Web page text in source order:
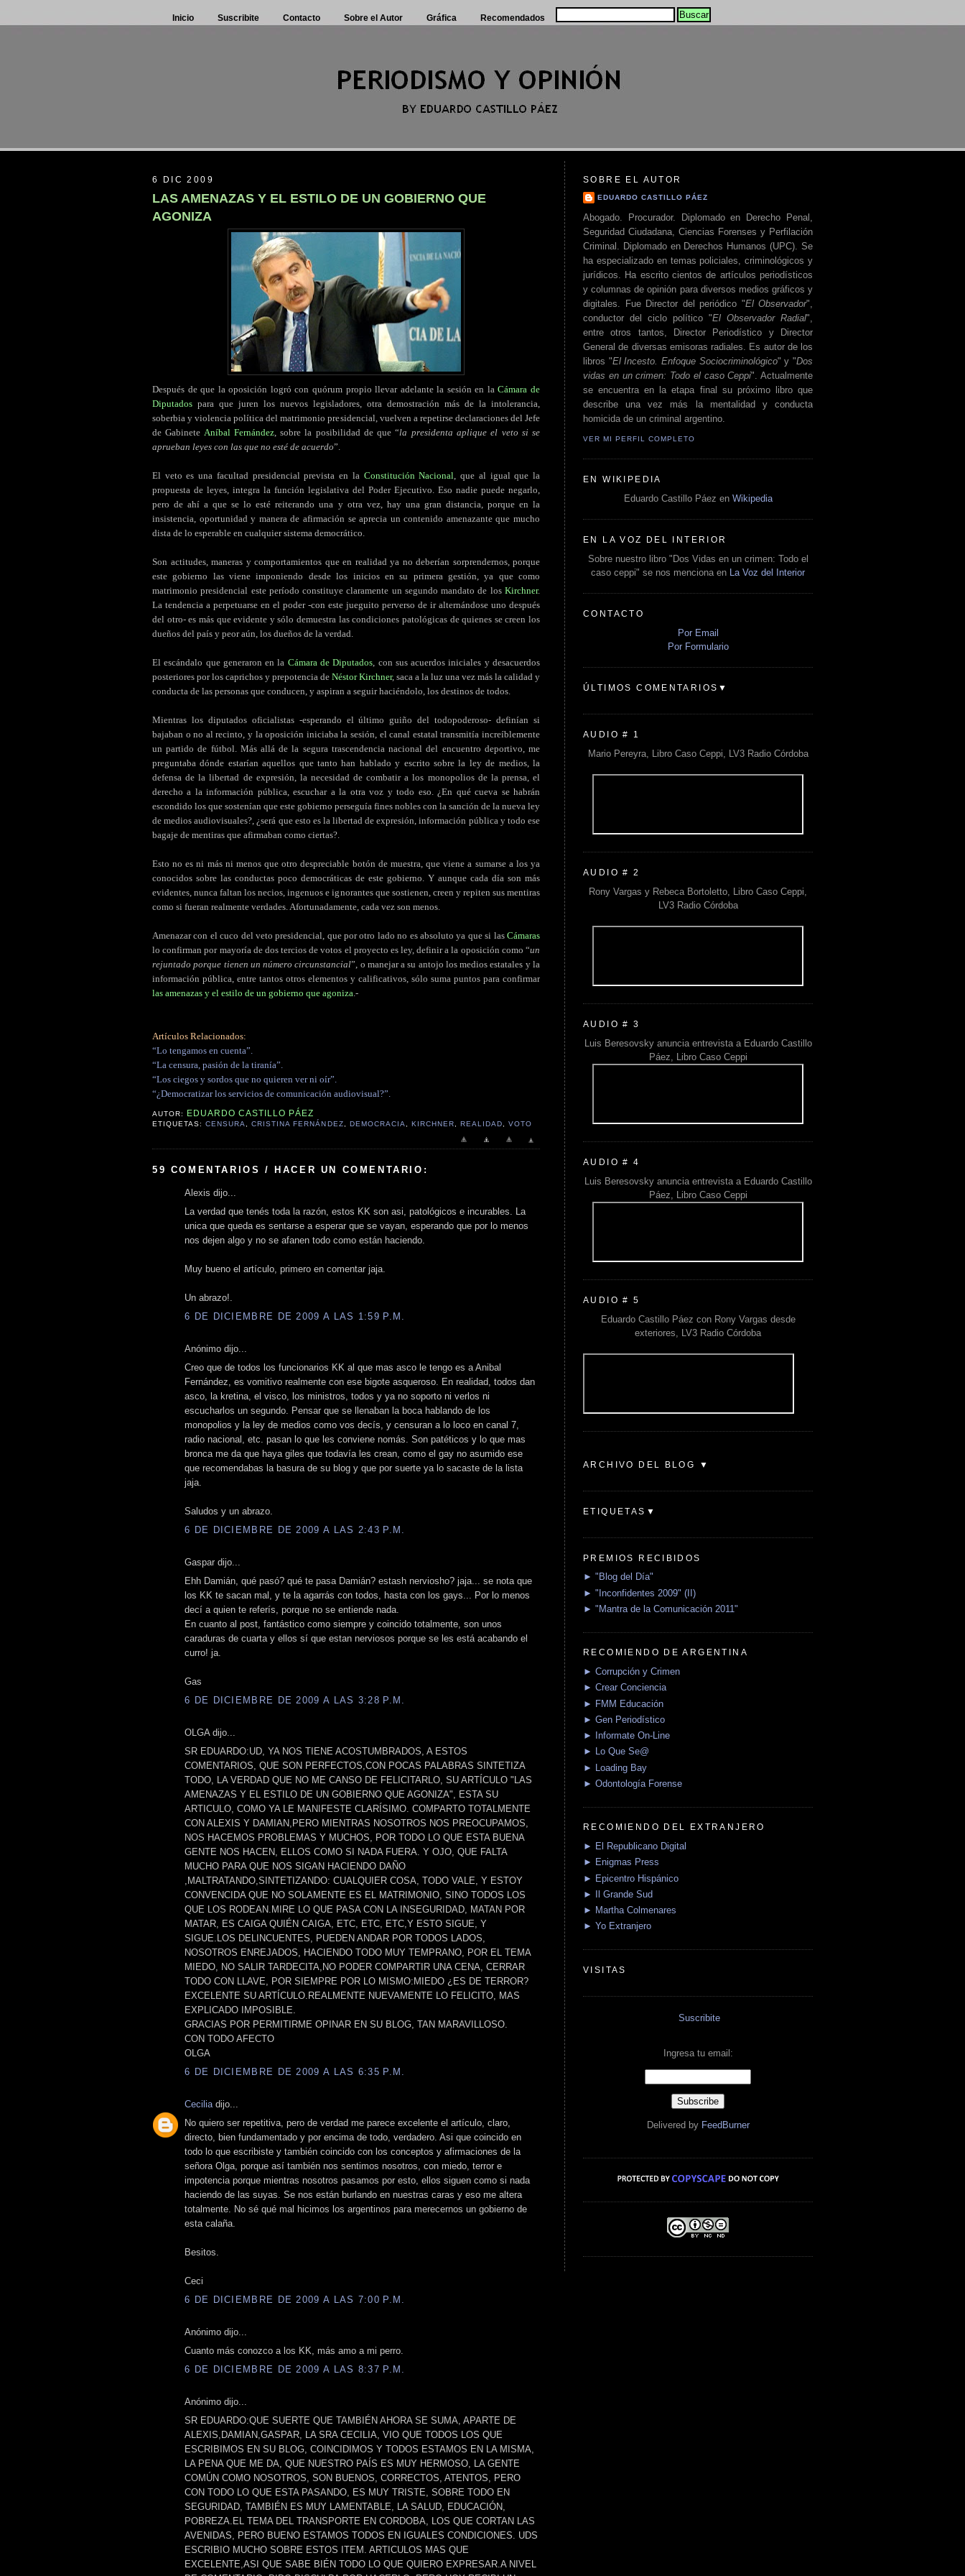
Inicio Suscribite Contacto Sobre el Autor Gráfica Recomendados
6 DIC 2009
LAS AMENAZAS Y EL ESTILO DE UN GOBIERNO QUE
AGONIZA
Después de que la oposición logró con quórum propio llevar adelante la sesión en laCámara de
Diputados para que juren los nuevos legisladores, otra demostración más de la intolerancia,
soberbia y violencia política del matrimonio presidencial, vuelven a repetirse declaraciones del Jefe
de Gabinete Aníbal Fernández, sobre la posibilidad de que “la presidenta aplique el veto si se
aprueban leyes con las que no esté de acuerdo”.
El veto es una facultad presidencial prevista en la Constitución Nacional, que al igual que la
propuesta de leyes, integra la función legislativa del Poder Ejecutivo. Eso nadie puede negarlo,
pero de ahí a que se lo esté reiterando una y otra vez, hay una gran distancia, porque en la
insistencia, oportunidad y manera de afirmación se aprecia un contenido amenazante que mucho
dista de lo esperable en cualquier sistema democrático.
Son actitudes, maneras y comportamientos que en realidad ya no deberían sorprendernos, porque
este gobierno las viene imponiendo desde los inicios en su primera gestión, ya que como
matrimonio presidencial este período constituye claramente un segundo mandato de los Kirchner.
La tendencia a perpetuarse en el poder -con este jueguito perverso de ir alternándose uno después
del otro- es más que evidente y sólo demuestra las condiciones patológicas de quienes se creen los
dueños del país y peor aún, los dueños de la verdad.
El escándalo que generaron en la Cámara de Diputados, con sus acuerdos iniciales y desacuerdos
posteriores por los caprichos y prepotencia de Néstor Kirchner, saca a la luz una vez más la calidad y
conducta de las personas que conducen, y aspiran a seguir haciéndolo, los destinos de todos.
Mientras los diputados oficialistas -esperando el último guiño del todopoderoso- definían si
bajaban o no al recinto, y la oposición iniciaba la sesión, el canal estatal transmitía increíblemente
un partido de fútbol. Más allá de la segura trascendencia nacional del encuentro deportivo, me
preguntaba dónde estarían aquellos que tanto han hablado y escrito sobre la ley de medios, la
defensa de la libertad de expresión, la necesidad de combatir a los monopolios de la prensa, el
derecho a la información pública, escuchar a la otra voz y todo eso. ¿En qué cueva se habrán
escondido los que sostenían que este gobierno perseguía fines nobles con la sanción de la nueva ley
de medios audiovisuales?, ¿será que esto es la libertad de expresión, información pública y todo ese
bagaje de mentiras que afirmaban como ciertas?.
Esto no es ni más ni menos que otro despreciable botón de muestra, que viene a sumarse a los ya
conocidos sobre las conductas poco democráticas de este gobierno. Y aunque cada día son más
evidentes, nunca faltan los necios, ingenuos e ignorantes que sostienen, creen y repiten sus mentiras
como si fueran realmente verdades. Afortunadamente, cada vez son menos.
Amenazar con el cuco del veto presidencial, que por otro lado no es absoluto ya que si las Cámaras
lo confirman por mayoría de dos tercios de votos el proyecto es ley, definir a la oposición como “un
rejuntado porque tienen un número circunstancial”, o manejar a su antojo los medios estatales y la
información pública, entre tantos otros elementos y calificativos, sólo suma puntos para confirmar
las amenazas y el estilo de un gobierno que agoniza.-
Artículos Relacionados:
“Lo tengamos en cuenta”.
“La censura, pasión de la tiranía”.
“Los ciegos y sordos que no quieren ver ni oír”.
“¿Democratizar los servicios de comunicación audiovisual?”.
AUTOR: EDUARDO CASTILLO PÁEZ
ETIQUETAS:CENSURA ,CRISTINA FERNÁNDEZ DEMOCRACIA KIRCHNER REALIDAD ,VOTO
59 COMENTARIOS / HACER UN COMENTARIO:
Alexis dijo...
La verdad que tenés toda la razón, estos KK son asi, patológicos e incurables. La
unica que queda es sentarse a esperar que se vayan, esperando que por lo menos
nos dejen algo y no se afanen todo como están haciendo.
Muy bueno el artículo, primero en comentar jaja.
Un abrazo!.
6 DE DICIEMBRE DE 2009 A LAS 1:59 P.M.
Anónimo dijo...
Creo que de todos los funcionarios KK al que mas asco le tengo es a Anibal
Fernández, es vomitivo realmente con ese bigote asqueroso. En realidad, todos dan
asco, la kretina, el visco, los ministros, todos y ya no soporto ni verlos ni
escucharlos un segundo. Pensar que se llenaban la boca hablando de los
monopolios y la ley de medios como vos decís, y censuran a lo loco en canal 7,
radio nacional, etc. pasan lo que les conviene nomás. Son patéticos y lo que mas
bronca me da que haya giles que todavía les crean, como el gay no asumido ese
que recomendabas la basura de su blog y que por suerte ya lo sacaste de la lista
jaja.
Saludos y un abrazo.
6 DE DICIEMBRE DE 2009 A LAS 2:43 P.M.
Gaspar dijo...
Ehh Damián, qué pasó? qué te pasa Damián? estash nerviosho? jaja... se nota que
los KK te sacan mal, y te la agarrás con todos, hasta con los gays... Por lo menos
decí a quien te referís, porque no se entiende nada.
En cuanto al post, fantástico como siempre y coincido totalmente, son unos
caraduras de cuarta y ellos sí que estan nerviosos porque se les está acabando el
curro! ja.
Gas
6 DE DICIEMBRE DE 2009 A LAS 3:28 P.M.
OLGA dijo...
SR EDUARDO:UD, YA NOS TIENE ACOSTUMBRADOS, A ESTOS
COMENTARIOS, QUE SON PERFECTOS,CON POCAS PALABRAS SINTETIZA
TODO, LA VERDAD QUE NO ME CANSO DE FELICITARLO, SU ARTÍCULO "LAS
AMENAZAS Y EL ESTILO DE UN GOBIERNO QUE AGONIZA", ESTA SU
ARTICULO, COMO YA LE MANIFESTE CLARÍSIMO. COMPARTO TOTALMENTE
CON ALEXIS Y DAMIAN,PERO MIENTRAS NOSOTROS NOS PREOCUPAMOS,
NOS HACEMOS PROBLEMAS Y MUCHOS, POR TODO LO QUE ESTA BUENA
GENTE NOS HACEN, ELLOS COMO SI NADA FUERA. Y OJO, QUE FALTA
MUCHO PARA QUE NOS SIGAN HACIENDO DAÑO
,MALTRATANDO,SINTETIZANDO: CUALQUIER COSA, TODO VALE, Y ESTOY
CONVENCIDA QUE NO SOLAMENTE ES EL MATRIMONIO, SINO TODOS LOS
QUE LOS RODEAN.MIRE LO QUE PASA CON LA INSEGURIDAD, MATAN POR
MATAR, ES CAIGA QUIÉN CAIGA, ETC, ETC, ETC,Y ESTO SIGUE, Y
SIGUE.LOS DELINCUENTES, PUEDEN ANDAR POR TODOS LADOS,
NOSOTROS ENREJADOS, HACIENDO TODO MUY TEMPRANO, POR EL TEMA
MIEDO, NO SALIR TARDECITA,NO PODER COMPARTIR UNA CENA, CERRAR
TODO CON LLAVE, POR SIEMPRE POR LO MISMO:MIEDO ¿ES DE TERROR?
EXCELENTE SU ARTÍCULO.REALMENTE NUEVAMENTE LO FELICITO, MAS
EXPLICADO IMPOSIBLE.
GRACIAS POR PERMITIRME OPINAR EN SU BLOG, TAN MARAVILLOSO.
CON TODO AFECTO
OLGA
6 DE DICIEMBRE DE 2009 A LAS 6:35 P.M.
Cecilia dijo...
No quiero ser repetitiva, pero de verdad me parece excelente el artículo, claro,
directo, bien fundamentado y por encima de todo, verdadero. Asi que coincido en
todo lo que escribiste y también coincido con los conceptos y afirmaciones de la
señora Olga, porque así también nos sentimos nosotros, con miedo, terror e
impotencia porque mientras nosotros pasamos por esto, ellos siguen como si nada
haciendo de las suyas. Se nos están burlando en nuestras caras y eso me altera
totalmente. No sé qué mal hicimos los argentinos para merecernos un gobierno de
esta calaña.
Besitos.
Ceci
6 DE DICIEMBRE DE 2009 A LAS 7:00 P.M.
Anónimo dijo...
Cuanto más conozco a los KK, más amo a mi perro.
6 DE DICIEMBRE DE 2009 A LAS 8:37 P.M.
Anónimo dijo...
SR EDUARDO:QUE SUERTE QUE TAMBIÉN AHORA SE SUMA, APARTE DE
ALEXIS,DAMIAN,GASPAR, LA SRA CECILIA, VIO QUE TODOS LOS QUE
ESCRIBIMOS EN SU BLOG, COINCIDIMOS Y TODOS ESTAMOS EN LA MISMA,
LA PENA QUE ME DA, QUE NUESTRO PAÍS ES MUY HERMOSO, LA GENTE
COMÚN COMO NOSOTROS, SON BUENOS, CORRECTOS, ATENTOS, PERO
CON TODO LO QUE ESTA PASANDO, ES MUY TRISTE, SOBRE TODO EN
SEGURIDAD, TAMBIÉN ES MUY LAMENTABLE, LA SALUD, EDUCACIÓN,
POBREZA.EL TEMA DEL TRANSPORTE EN CORDOBA, LOS QUE CORTAN LAS
AVENIDAS, PERO BUENO ESTAMOS TODOS EN IGUALES CONDICIONES. UDS
ESCRIBIO MUCHO SOBRE ESTOS ITEM. ARTICULOS MAS QUE
EXCELENTE,ASI QUE SABE BIÉN TODO LO QUE QUIERO EXPRESAR.A NIVEL
SOBRE EL AUTOR
EDUARDO CASTILLO PÁEZ
Abogado. Procurador. Diplomado en Derecho Penal,
Seguridad Ciudadana, Ciencias Forenses y Perfilación
Criminal. Diplomado en Derechos Humanos (UPC). Se
ha especializado en temas policiales, criminológicos y
jurídicos. Ha escrito cientos de artículos periodísticos
y columnas de opinión para diversos medios gráficos y
digitales. Fue Director del periódico "El Observador",
conductor del ciclo político "El Observador Radial",
entre otros tantos, Director Periodístico y Director
General de diversas emisoras radiales. Es autor de los
libros "El Incesto. Enfoque Sociocriminológico" y "Dos
vidas en un crimen: Todo el caso Ceppi". Actualmente
se encuentra en la etapa final su próximo libro que
describe una vez más la mentalidad y conducta
homicida de un criminal argentino.
VER MI PERFIL COMPLETO
EN WIKIPEDIA
Eduardo Castillo Páez en Wikipedia
EN LA VOZ DEL INTERIOR
Sobre nuestro libro "Dos Vidas en un crimen: Todo el
caso ceppi" se nos menciona en
La Voz del Interior
CONTACTO
Por Email
Por Formulario
ÚLTIMOS COMENTARIOS▼
AUDIO # 1
Mario Pereyra, Libro Caso Ceppi, LV3 Radio Córdoba
AUDIO # 2
Rony Vargas y Rebeca Bortoletto, Libro Caso Ceppi,
LV3 Radio Córdoba
AUDIO # 3
Luis Beresovsky anuncia entrevista a Eduardo Castillo
Páez, Libro Caso Ceppi
AUDIO # 4
Luis Beresovsky anuncia entrevista a Eduardo Castillo
Páez, Libro Caso Ceppi
AUDIO # 5
Eduardo Castillo Páez con Rony Vargas desde
exteriores, LV3 Radio Córdoba
ARCHIVO DEL BLOG ▼
ETIQUETAS▼
PREMIOS RECIBIDOS
► "Blog del Día"
► "Inconfidentes 2009" (II)
► "Mantra de la Comunicación 2011"
RECOMIENDO DE ARGENTINA
► Corrupción y Crimen
► Crear Conciencia
► FMM Educación
► Gen Periodístico
► Informate On-Line
► Lo Que Se@
► Loading Bay
► Odontología Forense
RECOMIENDO DEL EXTRANJERO
► El Republicano Digital
► Enigmas Press
► Epicentro Hispánico
► Il Grande Sud
► Martha Colmenares
► Yo Extranjero
VISITAS
Suscribite
Ingresa tu email:
Delivered by FeedBurner